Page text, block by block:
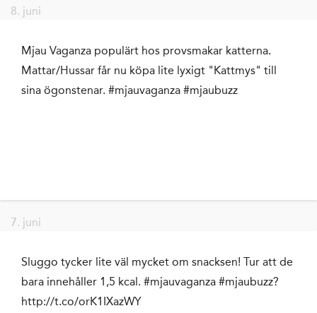
8. juni
Mjau Vaganza populärt hos provsmakar katterna.
Mattar/Hussar får nu köpa lite lyxigt "Kattmys" till
sina ögonstenar. #mjauvaganza #mjaubuzz
7. juni
Sluggo tycker lite väl mycket om snacksen! Tur att de
bara innehåller 1,5 kcal. #mjauvaganza #mjaubuzz?
http://t.co/orK1IXazWY